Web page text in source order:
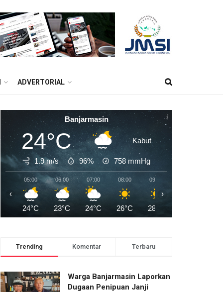
ADVERTORIAL
Banjarmasin
24°C Kabut
1.9 m/s 96% 758 mmHg
05:00
24°C
06:00
23°C
07:00
24°C
08:00
26°C
09:00
28°C
‹ ›
Trending Komentar Terbaru
Warga Banjarmasin Laporkan
Dugaan Penipuan Janji